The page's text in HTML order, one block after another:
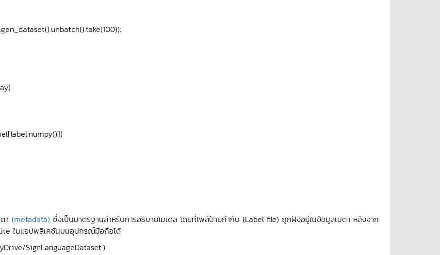
า (metadata) ซึ่งเป็นมาตรฐานสำหรับการอธิบายโมเดล โดยที่ไฟล์ป้ายกำกับ (Label file) ถูกฝังอยู่ในข้อมูลเมตา หลังจาก
ในแอปพลิเคชันบนอุปกรณ์มือถือได้
SignLanguageDataset')